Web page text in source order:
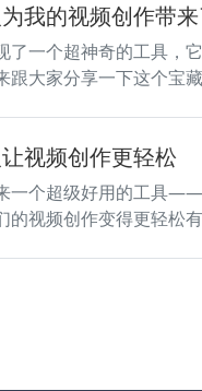
我的视频创作带
了一个超神奇的工具，
跟大家分享一下这个宝
视频创作更轻松
一个超级好用的工具
视频创作变得更轻松